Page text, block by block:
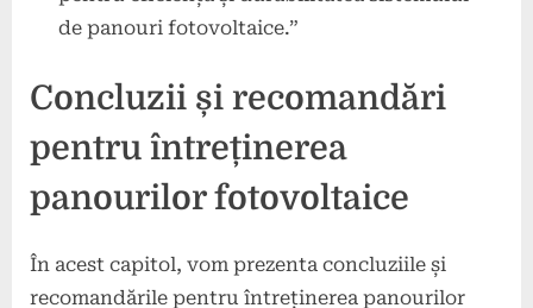
de panouri fotovoltaice.”
Concluzii și recomandări
pentru întreținerea
panourilor fotovoltaice
În acest capitol, vom prezenta concluziile și
recomandările pentru întreținerea panourilor